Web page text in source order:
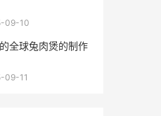
09-10
全球兔肉煲的制作
09-11